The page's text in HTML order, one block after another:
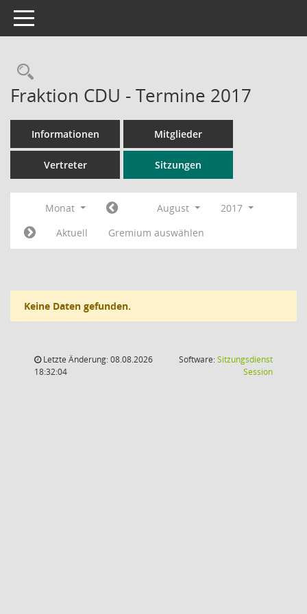
Toggle navigation
Rechercheauswahl
Fraktion CDU - Termine 2017
Informationen Mitglieder
Vertreter Sitzungen
Monat August
2017
Aktuell
Gremium auswählen
Keine Daten gefunden.
Letzte Änderung: 08.08.2026
18:32:04
Software:Sitzungsdienst
Session(Wird in